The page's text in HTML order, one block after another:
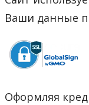
Ваши данные
Оформляя